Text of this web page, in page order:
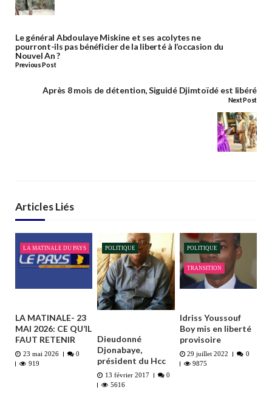
Le général Abdoulaye Miskine et ses acolytes ne
pourront-ils pas bénéficier de la liberté à l’occasion du
Nouvel An ?
Previous Post
Après 8 mois de détention, Siguidé Djimtoïdé est libéré
Next Post
Articles Liés
LA MATINALE DU PAYS
LA MATINALE- 23
MAI 2026: CE QU’IL
FAUT RETENIR
23 mai 2026
0
919
POLITIQUE
Dieudonné
Djonabaye,
président du Hcc
13 février 2017
0
5616
POLITIQUE
TRANSITION
Idriss Youssouf
Boy mis en liberté
provisoire
29 juillet 2022
0
9875